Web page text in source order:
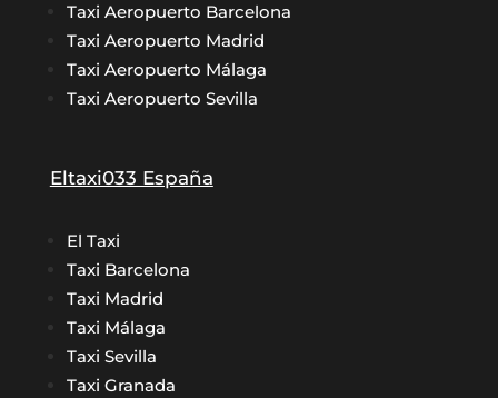
Taxi Aeropuerto Barcelona
Taxi Aeropuerto Madrid
Taxi Aeropuerto Málaga
Taxi Aeropuerto Sevilla
Eltaxi033 España
El Taxi
Taxi Barcelona
Taxi Madrid
Taxi Málaga
Taxi Sevilla
Taxi Granada